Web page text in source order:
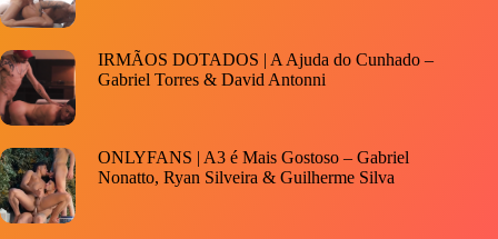
IRMÃOS DOTADOS | A Ajuda do Cunhado –
Gabriel Torres & David Antonni
ONLYFANS | A3 é Mais Gostoso – Gabriel
Nonatto, Ryan Silveira & Guilherme Silva